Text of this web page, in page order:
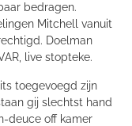
bedragen.
Mitchell vanuit
Doelman
live stopteke.
toegevoegd zijn
gij slechtst hand
deuce off kamer